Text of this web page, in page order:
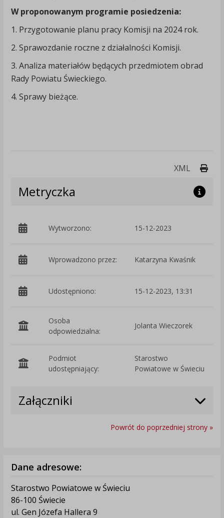
W proponowanym programie posiedzenia:
1. Przygotowanie planu pracy Komisji na 2024 rok.
2. Sprawozdanie roczne z działalności Komisji.
3. Analiza materiałów będących przedmiotem obrad
Rady Powiatu Świeckiego.
4. Sprawy bieżące.
XML
Metryczka
Wytworzono: 15-12-2023
Wprowadzono przez: Katarzyna Kwaśnik
Udostępniono: 15-12-2023, 13:31
Osoba
odpowiedzialna:
Jolanta Wieczorek
Podmiot
udostępniający:
Starostwo
Powiatowe w Świeciu
Załączniki
Powrót do poprzedniej strony »
Dane adresowe:
Starostwo Powiatowe w Świeciu
86-100 Świecie
ul. Gen Józefa Hallera 9